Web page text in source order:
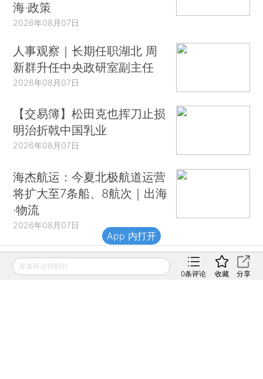
海·政策
2026年08月07日
人事观察｜长期任职湖北 周
新群升任中央政研室副主任
2026年08月07日
【交易簿】松田克也挥刀止损
明治折戟中国乳业
2026年08月07日
海杰航运：今夏北极航道运营
将扩大至7条船、8航次｜出海
·物流
2026年08月07日
财新移动
发表评论得积分
0条评论 收藏 分享
App 内打开